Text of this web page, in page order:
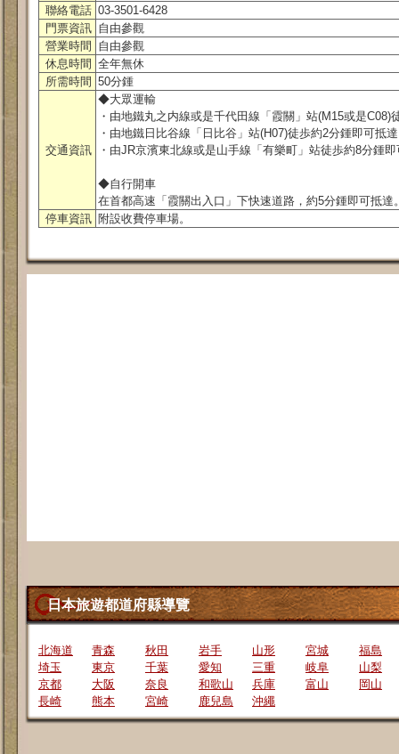
聯絡電話 03-3501-6428
門票資訊 自由參觀
營業時間
自由參觀
休息時間 全年無休
所需時間 50分鍾
交通資訊
◆大眾運輸
・由地鐵丸之内線或是千代田線「霞關」站(M15或是C08)
・由地鐵日比谷線「日比谷」站(H07)徒歩約2分鍾即可抵
・由JR京濱東北線或是山手線「有樂町」站徒歩約8分鍾
◆自行開車
在首都高速「霞關出入口」下快速道路，約5分鍾即可抵達
停車資訊 附設收費停車場。
日本旅遊都道府縣導覽
北海道 青森 秋田 岩手 山形 宮城
福島
埼玉
東京 千葉 愛知 三重 岐阜
山梨
京都
大阪 奈良 和歌山 兵庫 富山
岡山
長崎
熊本 宮崎 鹿兒島 沖繩